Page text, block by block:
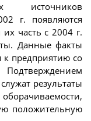
источников
г. появляются
часть с 2004 г.
Данные факты
к предприятию со
Подтверждением
результаты
положительную